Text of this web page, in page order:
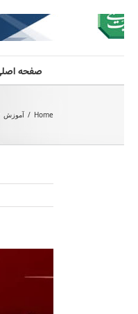
صفحه
Home
/ آموزش
Image